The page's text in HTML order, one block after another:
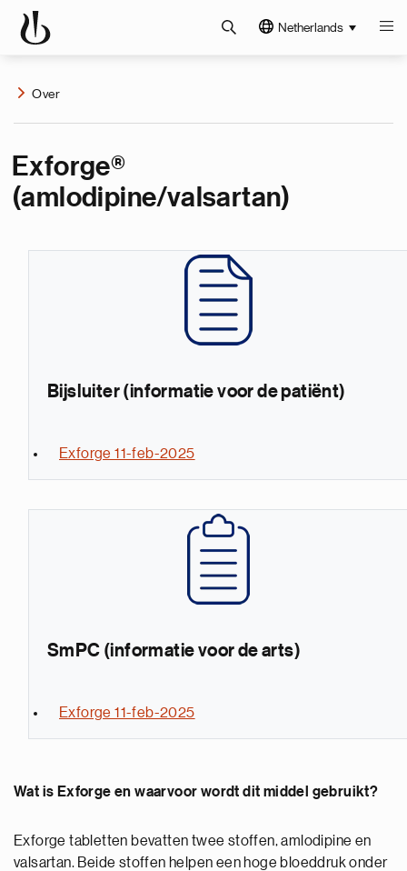
Netherlands
Over
Exforge®
(amlodipine/valsartan)
Bijsluiter (informatie voor de patiënt)
Exforge 11-feb-2025
SmPC (informatie voor de arts)
Exforge 11-feb-2025
Wat is Exforge en waarvoor wordt dit middel gebruikt?
Exforge tabletten bevatten twee stoffen, amlodipine en
valsartan. Beide stoffen helpen een hoge bloeddruk onder